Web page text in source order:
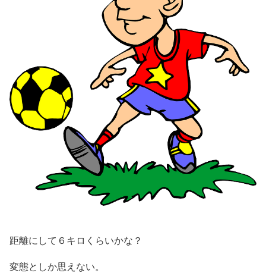
距離にして６キロくらいかな？
変態としか思えない。